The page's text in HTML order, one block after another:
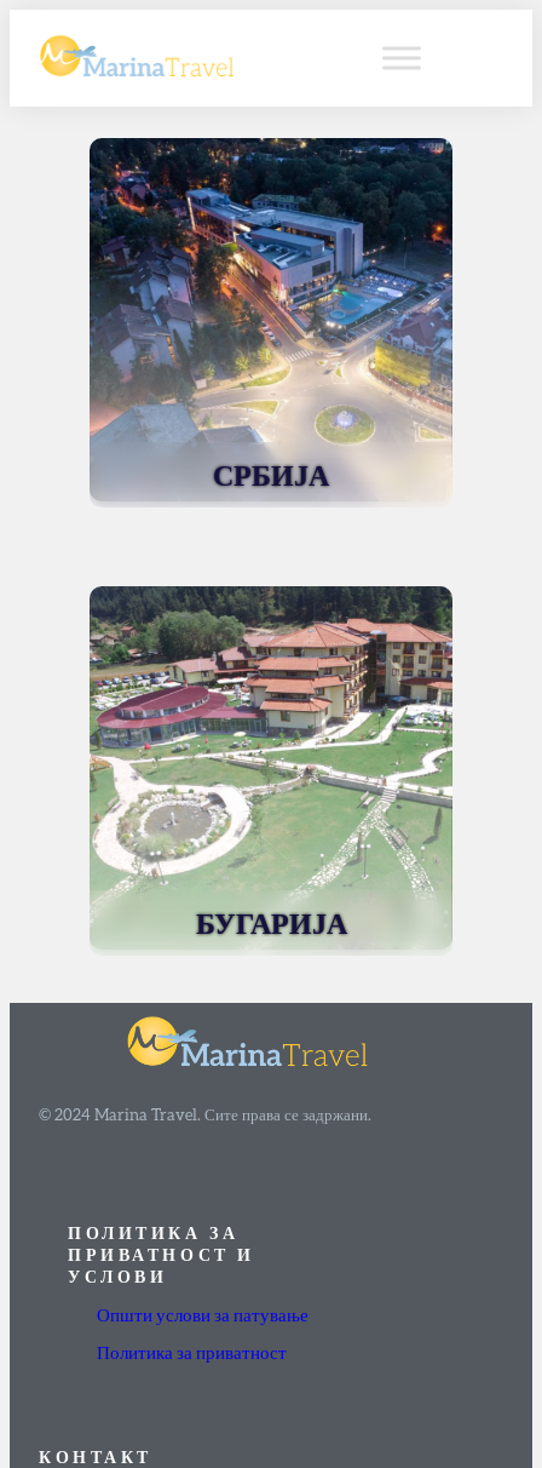
СРБИЈА
БУГАРИЈА
© 2024 Marina Travel. Сите права се задржани.
ПОЛИТИКА ЗА
ПРИВАТНОСТ И
УСЛОВИ
Општи услови за патување
Политика за приватност
КОНТАКТ